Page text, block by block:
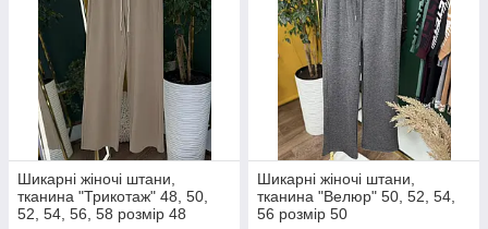
Шикарні жіночі штани,
тканина "Трикотаж" 48, 50,
52, 54, 56, 58 розмір 48
Шикарні жіночі штани,
тканина "Велюр" 50, 52, 54,
56 розмір 50